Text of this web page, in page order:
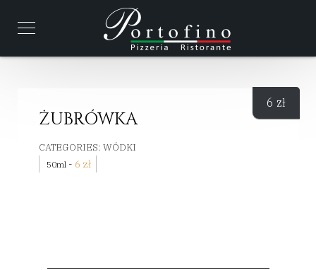
ŻUBRÓWKA
CATEGORIES: WÓDKI
50ml - 6 zł
6 zł